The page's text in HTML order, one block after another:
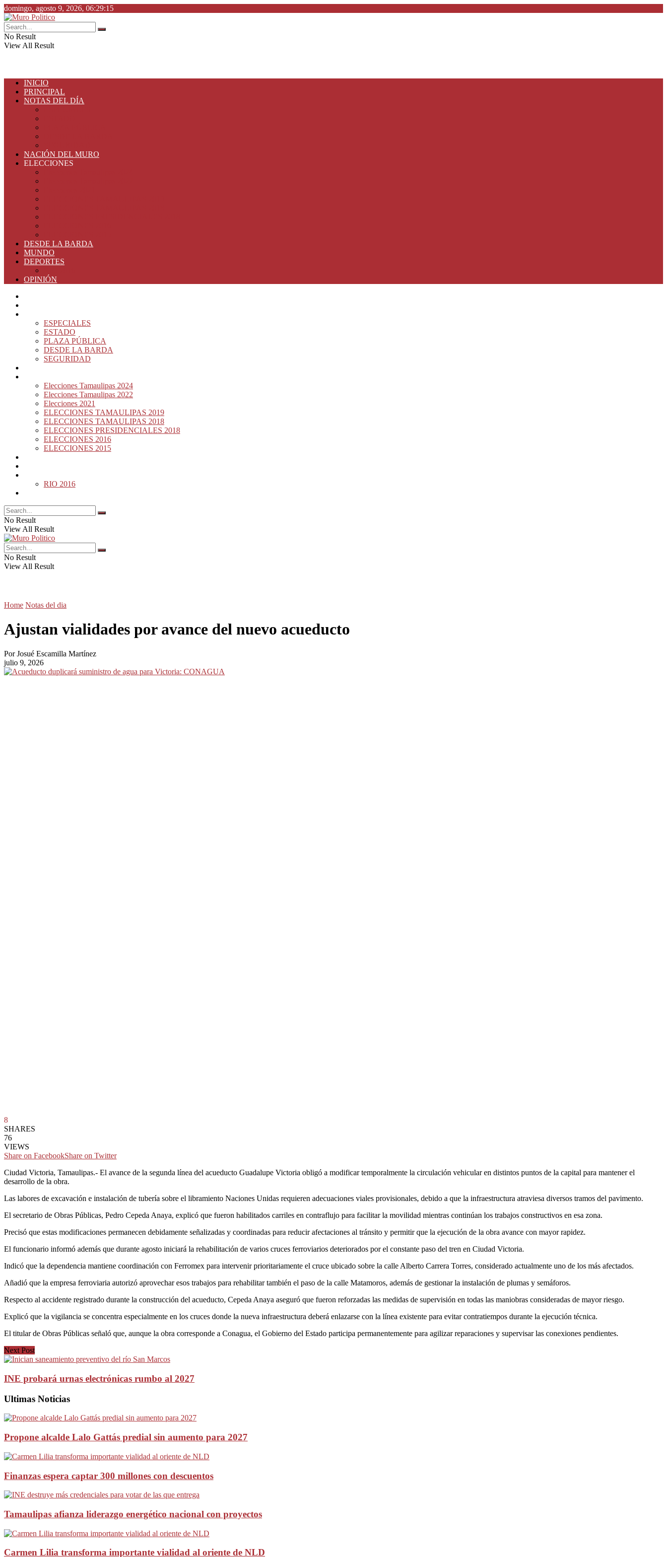
domingo, agosto 9, 2026, 06:29:15
No Result
View All Result
INICIO
PRINCIPAL
NOTAS DEL DÍA
NACIÓN DEL MURO
ELECCIONES
DESDE LA BARDA
MUNDO
DEPORTES
OPINIÓN
ESPECIALES
ESTADO
PLAZA PÚBLICA
DESDE LA BARDA
SEGURIDAD
Elecciones Tamaulipas 2024
Elecciones Tamaulipas 2022
Elecciones 2021
ELECCIONES TAMAULIPAS 2019
ELECCIONES TAMAULIPAS 2018
ELECCIONES PRESIDENCIALES 2018
ELECCIONES 2016
ELECCIONES 2015
RIO 2016
No Result
View All Result
No Result
View All Result
Home Notas del dia
Ajustan vialidades por avance del nuevo acueducto
PorJosué Escamilla Martínez
julio 9, 2026
8
SHARES
76
VIEWS
Share on FacebookShare on Twitter
Ciudad Victoria, Tamaulipas.- El avance de la segunda línea del acueducto Guadalupe Victoria obligó a modificar temporalmente la circulación vehicular en distintos puntos de la capital para mantener el
desarrollo de la obra.
Las labores de excavación e instalación de tubería sobre el libramiento Naciones Unidas requieren adecuaciones viales provisionales, debido a que la infraestructura atraviesa diversos tramos del pavimento.
El secretario de Obras Públicas, Pedro Cepeda Anaya, explicó que fueron habilitados carriles en contraflujo para facilitar la movilidad mientras continúan los trabajos constructivos en esa zona.
Precisó que estas modificaciones permanecen debidamente señalizadas y coordinadas para reducir afectaciones al tránsito y permitir que la ejecución de la obra avance con mayor rapidez.
El funcionario informó además que durante agosto iniciará la rehabilitación de varios cruces ferroviarios deteriorados por el constante paso del tren en Ciudad Victoria.
Indicó que la dependencia mantiene coordinación con Ferromex para intervenir prioritariamente el cruce ubicado sobre la calle Alberto Carrera Torres, considerado actualmente uno de los más afectados.
Añadió que la empresa ferroviaria autorizó aprovechar esos trabajos para rehabilitar también el paso de la calle Matamoros, además de gestionar la instalación de plumas y semáforos.
Respecto al accidente registrado durante la construcción del acueducto, Cepeda Anaya aseguró que fueron reforzadas las medidas de supervisión en todas las maniobras consideradas de mayor riesgo.
Explicó que la vigilancia se concentra especialmente en los cruces donde la nueva infraestructura deberá enlazarse con la línea existente para evitar contratiempos durante la ejecución técnica.
El titular de Obras Públicas señaló que, aunque la obra corresponde a Conagua, el Gobierno del Estado participa permanentemente para agilizar reparaciones y supervisar las conexiones pendientes.
Next Post
INE probará urnas electrónicas rumbo al 2027
Ultimas Noticias
Propone alcalde Lalo Gattás predial sin aumento para 2027
Finanzas espera captar 300 millones con descuentos
Tamaulipas afianza liderazgo energético nacional con proyectos
Carmen Lilia transforma importante vialidad al oriente de NLD